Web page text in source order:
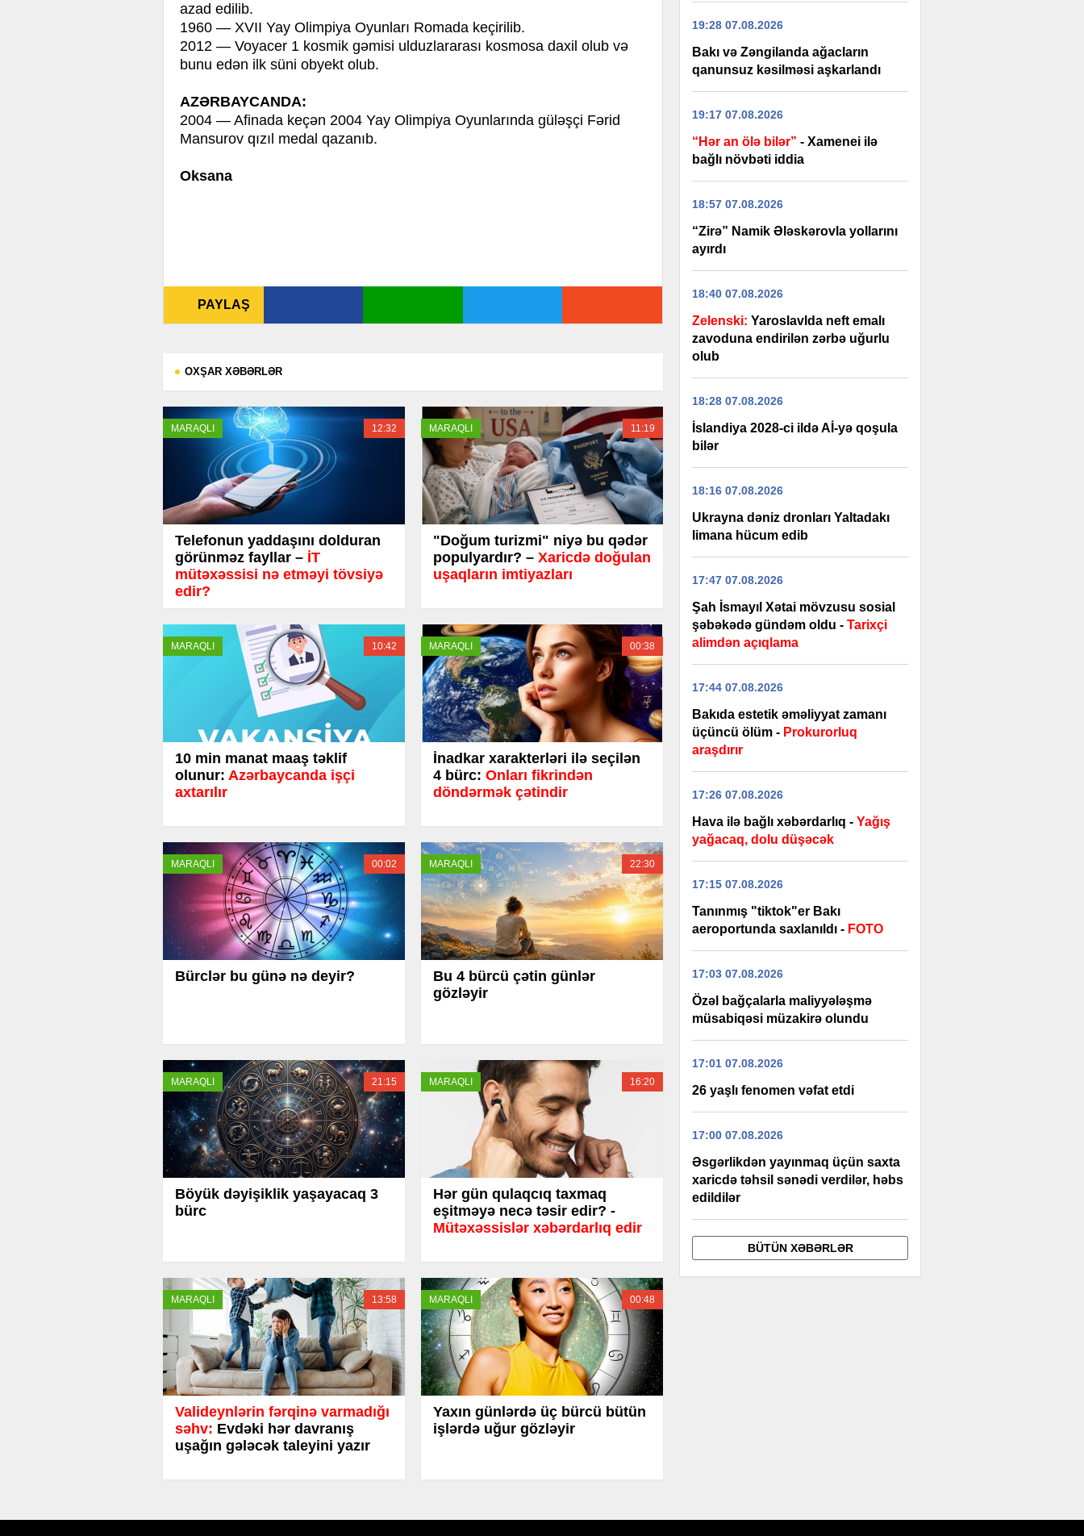
azad edilib.
1960 — XVII Yay Olimpiya Oyunları Romada keçirilib.
2012 — Voyacer 1 kosmik gəmisi ulduzlararası kosmosa daxil olub və
bunu edən ilk süni obyekt olub.
AZƏRBAYCANDA:
2004 — Afinada keçən 2004 Yay Olimpiya Oyunlarında güləşçi Fərid
Mansurov qızıl medal qazanıb.
Oksana
PAYLAŞ
OXŞAR XƏBƏRLƏR
MARAQLI 12:32
Telefonun yaddaşını dolduran
görünməz fayllar – İT
mütəxəssisi nə etməyi tövsiyə
edir?
MARAQLI 11:19
"Doğum turizmi" niyə bu qədər
populyardır? – Xaricdə doğulan
uşaqların imtiyazları
MARAQLI 10:42
10 min manat maaş təklif
olunur: Azərbaycanda işçi
axtarılır
MARAQLI 00:38
İnadkar xarakterləri ilə seçilən
4 bürc: Onları fikrindən
döndərmək çətindir
MARAQLI 00:02
Bürclər bu günə nə deyir?
MARAQLI 22:30
Bu 4 bürcü çətin günlər
gözləyir
MARAQLI 21:15
Böyük dəyişiklik yaşayacaq 3
bürc
MARAQLI 16:20
Hər gün qulaqcıq taxmaq
eşitməyə necə təsir edir? -
Mütəxəssislər xəbərdarlıq edir
MARAQLI 13:58
Valideynlərin fərqinə varmadığı
səhv: Evdəki hər davranış
uşağın gələcək taleyini yazır
MARAQLI 00:48
Yaxın günlərdə üç bürcü bütün
işlərdə uğur gözləyir
19:28 07.08.2026
Bakı və Zəngilanda ağacların
qanunsuz kəsilməsi aşkarlandı
19:17 07.08.2026
“Hər an ölə bilər” - Xamenei ilə
bağlı növbəti iddia
18:57 07.08.2026
“Zirə” Namik Ələskərovla yollarını
ayırdı
18:40 07.08.2026
Zelenski: Yaroslavlda neft emalı
zavoduna endirilən zərbə uğurlu
olub
18:28 07.08.2026
İslandiya 2028-ci ildə Aİ-yə qoşula
bilər
18:16 07.08.2026
Ukrayna dəniz dronları Yaltadakı
limana hücum edib
17:47 07.08.2026
Şah İsmayıl Xətai mövzusu sosial
şəbəkədə gündəm oldu - Tarixçi
alimdən açıqlama
17:44 07.08.2026
Bakıda estetik əməliyyat zamanı
üçüncü ölüm - Prokurorluq
araşdırır
17:26 07.08.2026
Hava ilə bağlı xəbərdarlıq - Yağış
yağacaq, dolu düşəcək
17:15 07.08.2026
Tanınmış "tiktok"er Bakı
aeroportunda saxlanıldı - FOTO
17:03 07.08.2026
Özəl bağçalarla maliyyələşmə
müsabiqəsi müzakirə olundu
17:01 07.08.2026
26 yaşlı fenomen vəfat etdi
17:00 07.08.2026
Əsgərlikdən yayınmaq üçün saxta
xaricdə təhsil sənədi verdilər, həbs
edildilər
BÜTÜN XƏBƏRLƏR